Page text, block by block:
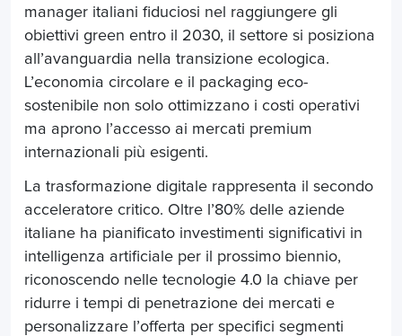
manager italiani fiduciosi nel raggiungere gli
obiettivi green entro il 2030, il settore si posiziona
all’avanguardia nella transizione ecologica.
L’economia circolare e il packaging eco-
sostenibile non solo ottimizzano i costi operativi
ma aprono l’accesso ai mercati premium
internazionali più esigenti.
La trasformazione digitale rappresenta il secondo
acceleratore critico. Oltre l’80% delle aziende
italiane ha pianificato investimenti significativi in
intelligenza artificiale per il prossimo biennio,
riconoscendo nelle tecnologie 4.0 la chiave per
ridurre i tempi di penetrazione dei mercati e
personalizzare l’offerta per specifici segmenti